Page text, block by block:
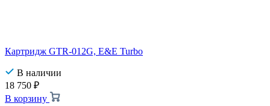
Картридж GTR-012G, E&E Turbo
В наличии
18 750 ₽
В корзину